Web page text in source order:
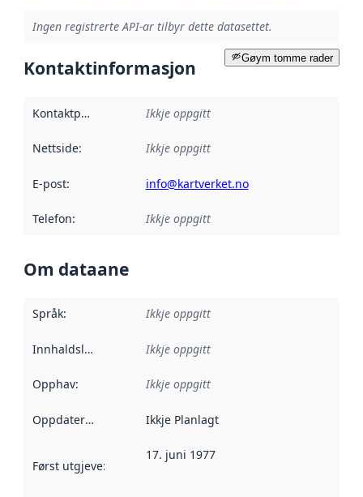
Ingen registrerte API-ar tilbyr dette datasettet.
Gøym tomme rader
Kontaktinformasjon
Kontaktpunkt Ikkje oppgitt
Nettside: Ikkje oppgitt
E-post: info@kartverket.no
Telefon: Ikkje oppgitt
Om dataane
Språk: Ikkje oppgitt
Innhaldsleverandørar :
Ikkje oppgitt
Opphav: Ikkje oppgitt
Oppdateringsfrekvens :
Ikkje Planlagt
Først utgjeve: Denne datoen seier når dataa i dette
17. juni 1977